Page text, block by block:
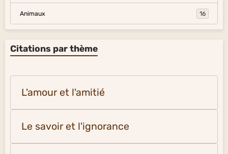
Animaux 16
Citations par thème
L'amour et l'amitié
Le savoir et l'ignorance